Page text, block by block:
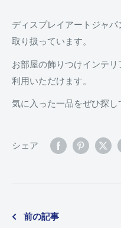
ディスプレイアートジャ
取り扱っています。
お部屋の飾りつけインテ
利用いただけます。
気に入った一品をぜひ探し
シェア
前の記事